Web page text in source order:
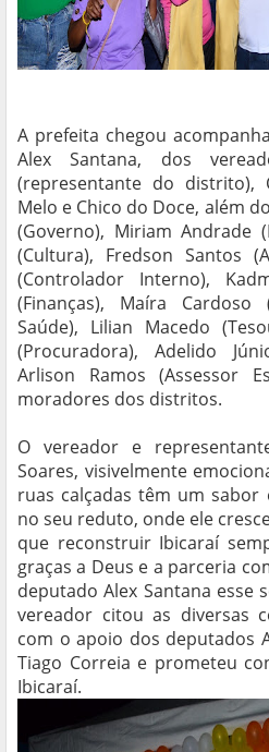
A prefeita chegou
Alex Santana, dos
(representante do distrito),
Melo e Chico do Doce, além
(Governo), Miriam Andrade
(Cultura), Fredson Santos
(Controlador Interno),
(Finanças), Maíra
Saúde), Lilian Macedo
(Procuradora), Adelido
Arlison Ramos (Assessor
moradores dos distritos.
O vereador e
Soares, visivelmente
ruas calçadas têm um sabor
no seu reduto, onde ele
que reconstruir Ibicaraí
graças a Deus e a parceria
deputado Alex Santana esse
vereador citou as diversas
com o apoio dos deputados
Tiago Correia e prometeu
Ibicaraí.